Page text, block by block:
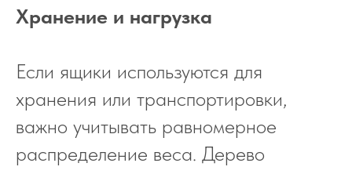
Хранение и нагрузка
Если ящики используются для
хранения или транспортировки,
важно учитывать равномерное
распределение веса. Дерево